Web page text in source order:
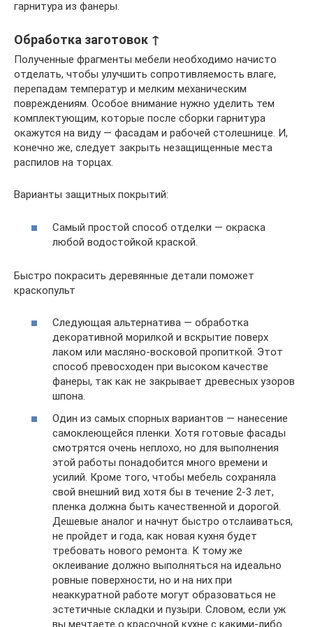
гарнитура из фанеры.
Обработка заготовок ↑
Полученные фрагменты мебели необходимо начисто
отделать, чтобы улучшить сопротивляемость влаге,
перепадам температур и мелким механическим
повреждениям. Особое внимание нужно уделить тем
комплектующим, которые после сборки гарнитура
окажутся на виду — фасадам и рабочей столешнице. И,
конечно же, следует закрыть незащищенные места
распилов на торцах.
Варианты защитных покрытий:
Самый простой способ отделки — окраска
любой водостойкой краской.
Быстро покрасить деревянные детали поможет
краскопульт
Следующая альтернатива — обработка
декоративной морилкой и вскрытие поверх
лаком или масляно-восковой пропиткой. Этот
способ превосходен при высоком качестве
фанеры, так как не закрывает древесных узоров
шпона.
Один из самых спорных вариантов — нанесение
самоклеющейся пленки. Хотя готовые фасады
смотрятся очень неплохо, но для выполнения
этой работы понадобится много времени и
усилий. Кроме того, чтобы мебель сохраняла
свой внешний вид хотя бы в течение 2-3 лет,
пленка должна быть качественной и дорогой.
Дешевые аналог и начнут быстро отслаиваться,
не пройдет и года, как новая кухня будет
требовать нового ремонта. К тому же
оклеивание должно выполняться на идеально
ровные поверхности, но и на них при
неаккуратной работе могут образоваться не
эстетичные складки и пузыри. Словом, если уж
вы мечтаете о красочной кухне с какими-либо